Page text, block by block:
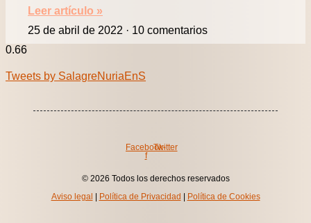
Leer artículo »
25 de abril de 2022
10 comentarios
Tweets by SalagreNuriaEnS
Facebook-
f
Twitter
© 2026 Todos los derechos reservados
Aviso legal
Política de Privacidad Política de Cookies